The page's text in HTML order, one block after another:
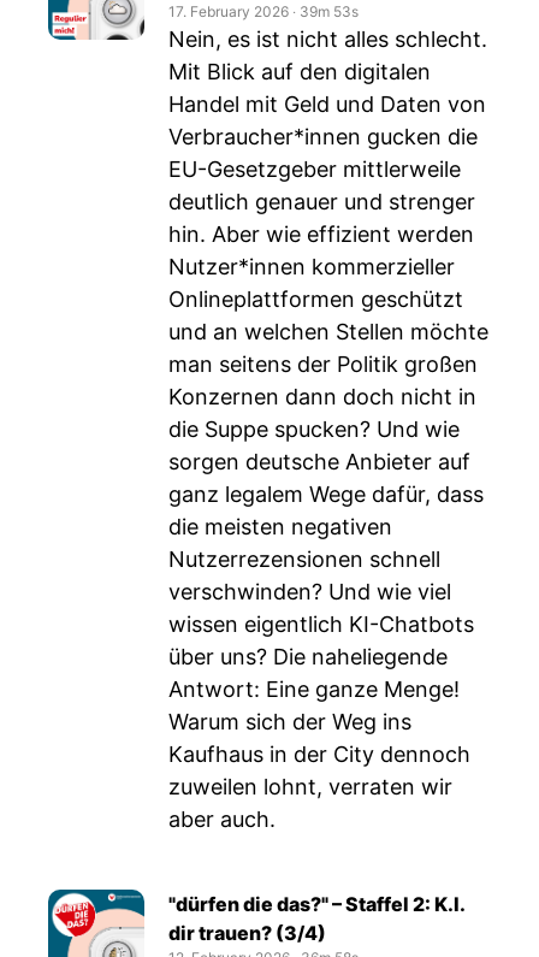
17. February 2026 ‧ 39m 53s
Nein, es ist nicht alles schlecht.
Mit Blick auf den digitalen
Handel mit Geld und Daten von
Verbraucher*innen gucken die
EU-Gesetzgeber mittlerweile
deutlich genauer und strenger
hin. Aber wie effizient werden
Nutzer*innen kommerzieller
Onlineplattformen geschützt
und an welchen Stellen möchte
man seitens der Politik großen
Konzernen dann doch nicht in
die Suppe spucken? Und wie
sorgen deutsche Anbieter auf
ganz legalem Wege dafür, dass
die meisten negativen
Nutzerrezensionen schnell
verschwinden? Und wie viel
wissen eigentlich KI-Chatbots
über uns? Die naheliegende
Antwort: Eine ganze Menge!
Warum sich der Weg ins
Kaufhaus in der City dennoch
zuweilen lohnt, verraten wir
aber auch.
"dürfen die das?" – Staffel 2: K.I.
dir trauen? (3/4)